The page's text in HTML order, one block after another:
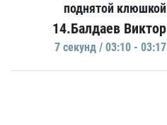
поднятой клюшкой
14.Балдаев Виктор
7 секунд / 03:10 - 03:17